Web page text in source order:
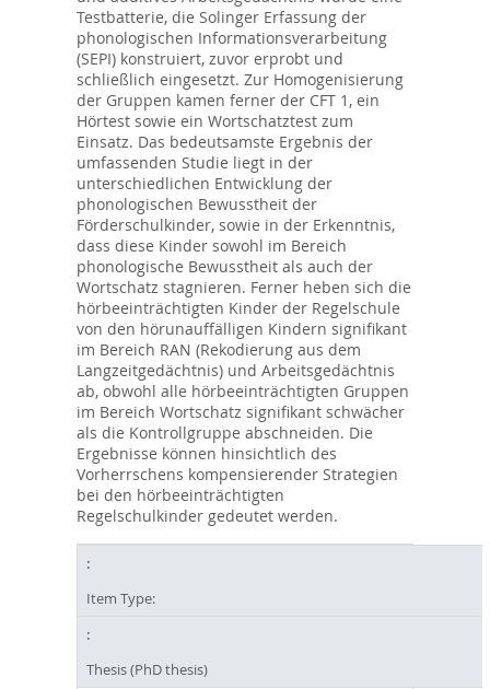
Testbatterie, die Solinger Erfassung der
phonologischen Informationsverarbeitung
(SEPI) konstruiert, zuvor erprobt und
schließlich eingesetzt. Zur Homogenisierung
der Gruppen kamen ferner der CFT 1, ein
Hörtest sowie ein Wortschatztest zum
Einsatz. Das bedeutsamste Ergebnis der
umfassenden Studie liegt in der
unterschiedlichen Entwicklung der
phonologischen Bewusstheit der
Förderschulkinder, sowie in der Erkenntnis,
dass diese Kinder sowohl im Bereich
phonologische Bewusstheit als auch der
Wortschatz stagnieren. Ferner heben sich die
hörbeeinträchtigten Kinder der Regelschule
von den hörunauffälligen Kindern signifikant
im Bereich RAN (Rekodierung aus dem
Langzeitgedächtnis) und Arbeitsgedächtnis
ab, obwohl alle hörbeeinträchtigten Gruppen
im Bereich Wortschatz signifikant schwächer
als die Kontrollgruppe abschneiden. Die
Ergebnisse können hinsichtlich des
Vorherrschens kompensierender Strategien
bei den hörbeeinträchtigten
Regelschulkinder gedeutet werden.
Item Type:
Thesis (PhD thesis)